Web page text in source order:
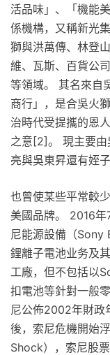
活品味」、「機能
係機構，又稱新光
獅與洪萬傳、林登
維、瓦斯、百貨公
等領域。 其名來自
商行」，是合吳火
治時代受提攜的恩
之意[2]。 現主要由
亮與吳東昇還有姪
也曾使某些平常較
美國品牌。 2016
尼能源設備（Sony
鋰離子電池业务及
工廠，但不包括以
扣電池等針對一般
尼公佈2002年財政
後，索尼危機開始
Shock），索尼股